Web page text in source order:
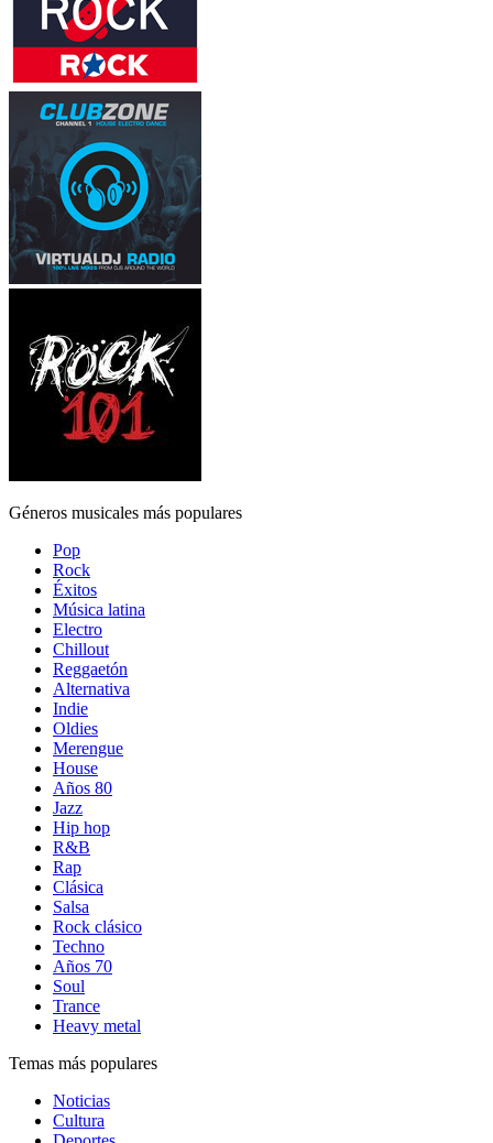
Géneros musicales más populares
Pop
Rock
Éxitos
Música latina
Electro
Chillout
Reggaetón
Alternativa
Indie
Oldies
Merengue
House
Años 80
Jazz
Hip hop
R&B
Rap
Clásica
Salsa
Rock clásico
Techno
Años 70
Soul
Trance
Heavy metal
Temas más populares
Noticias
Cultura